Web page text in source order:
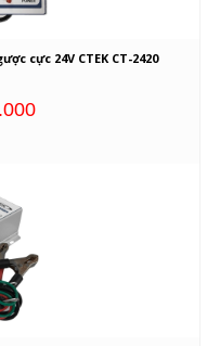
cực 24V CTEK CT-2420